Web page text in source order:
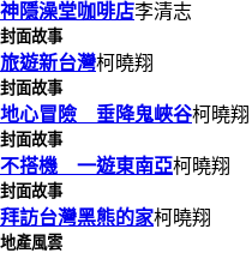
神隱澡堂咖啡店李清志
封面故事
旅遊新台灣柯曉翔
封面故事
地心冒險 垂降鬼峽谷柯曉翔
封面故事
不搭機 一遊東南亞柯曉翔
封面故事
拜訪台灣黑熊的家柯曉翔
地產風雲